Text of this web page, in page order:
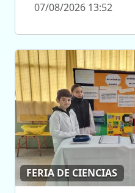
07/08/2026 13:52
FERIA DE CIENCIAS